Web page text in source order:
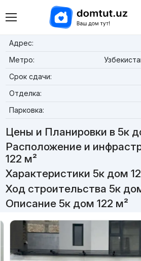
Адрес:
Метро:
Срок сдачи:
Отделка:
Парковка:
Цены и Планировки в 5к
Расположение и
122 м²
Характеристики 5к дом
Ход строительства 5к
Описание 5к дом 122 м²